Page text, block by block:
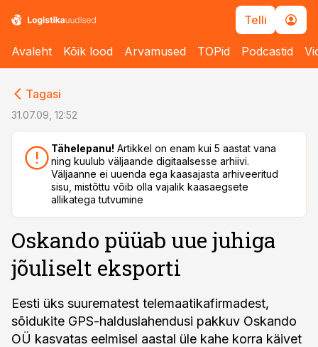
Telli
Avaleht Kõik lood Arvamused TOPid Podcastid
Tagasi
31.07.09, 12:52
Tähelepanu! Artikkel on enam kui 5 aastat vana
ning kuulub väljaande digitaalsesse arhiivi.
Väljaanne ei uuenda ega kaasajasta arhiveeritud
sisu, mistõttu võib olla vajalik kaasaegsete
allikatega tutvumine
Oskando püüab uue juhiga
jõuliselt eksporti
Eesti üks suurematest telemaatikafirmadest,
sõidukite GPS-halduslahendusi pakkuv Oskando
OÜ kasvatas eelmisel aastal üle kahe korra käivet